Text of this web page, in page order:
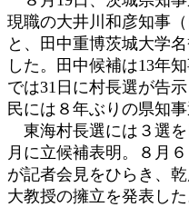
現職の大井川和彦知事
と、田中重博茨城大学
した。田中候補は13年
では31日に村長選が告
民には８年ぶりの県知
東海村長選には３選を
月に立候補表明。８月
が記者会見をひらき、
大教授の擁立を発表し